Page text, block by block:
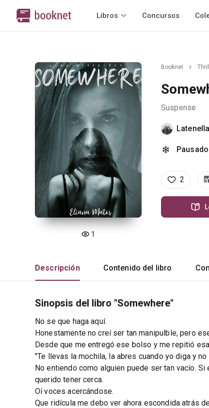
Libros Concursos
1
Booknet
Suspense
Latenella
Pausado
2
Descripción Contenido del libro
Sinopsis del libro "Somewhere"
No se que haga aquí.
Honestamente no creí ser tan manipulble, pero
Desde que me entregó ese bolso y me repitió
"Te llevas la mochila, la abres cuando yo diga y
No entiendo como alguien puede ser tan vacío.
querido tener cerca.
Oí voces acercándose.
Que ridícula me debo ver ahora escondida atrás